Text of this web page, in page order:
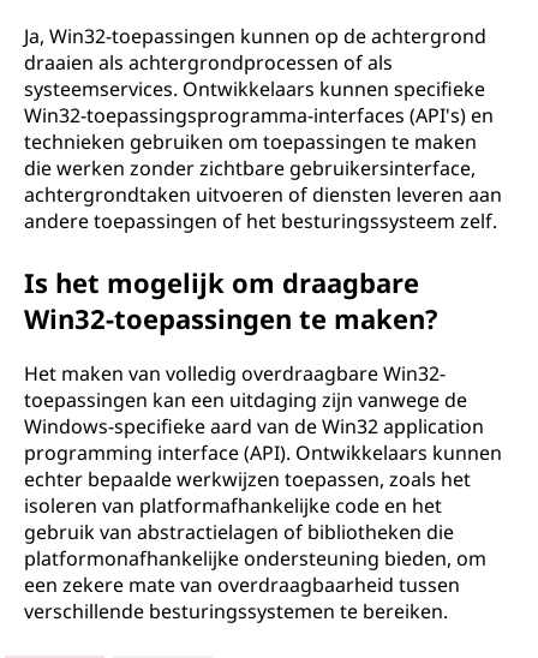
Ja, Win32-toepassingen kunnen op de achtergrond
draaien als achtergrondprocessen of als
systeemservices. Ontwikkelaars kunnen specifieke
Win32-toepassingsprogramma-interfaces (API's) en
technieken gebruiken om toepassingen te maken
die werken zonder zichtbare gebruikersinterface,
achtergrondtaken uitvoeren of diensten leveren aan
andere toepassingen of het besturingssysteem zelf.
Is het mogelijk om draagbare
Win32-toepassingen te maken?
Het maken van volledig overdraagbare Win32-
toepassingen kan een uitdaging zijn vanwege de
Windows-specifieke aard van de Win32 application
programming interface (API). Ontwikkelaars kunnen
echter bepaalde werkwijzen toepassen, zoals het
isoleren van platformafhankelijke code en het
gebruik van abstractielagen of bibliotheken die
platformonafhankelijke ondersteuning bieden, om
een zekere mate van overdraagbaarheid tussen
verschillende besturingssystemen te bereiken.